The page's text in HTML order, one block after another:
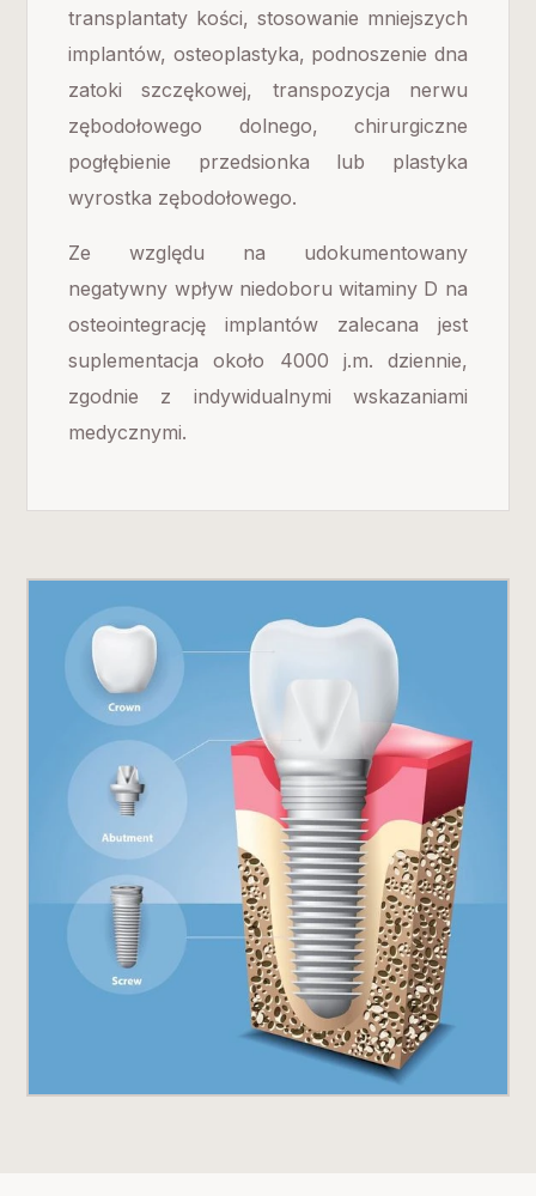
transplantaty kości, stosowanie mniejszych
implantów, osteoplastyka, podnoszenie dna
zatoki szczękowej, transpozycja nerwu
zębodołowego dolnego, chirurgiczne
pogłębienie przedsionka lub plastyka
wyrostka zębodołowego.
Ze względu na udokumentowany
negatywny wpływ niedoboru witaminy D na
osteointegrację implantów zalecana jest
suplementacja około 4000 j.m. dziennie,
zgodnie z indywidualnymi wskazaniami
medycznymi.